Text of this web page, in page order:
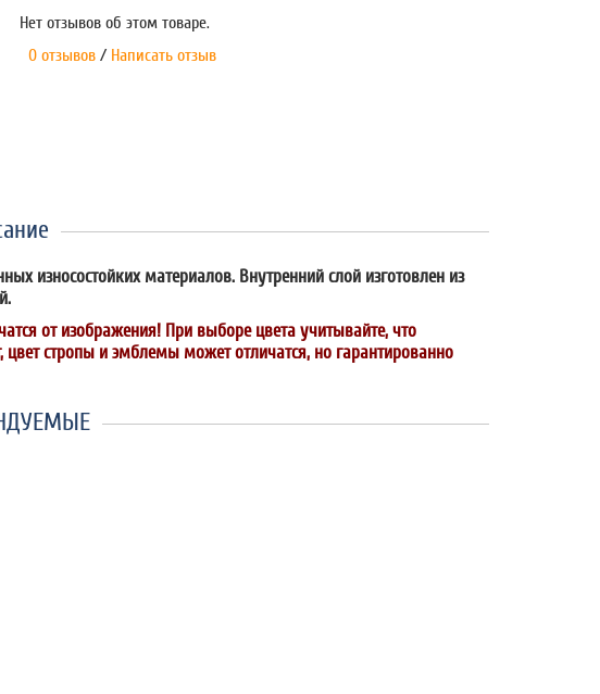
Нет отзывов об этом товаре.
0 отзывов / Написать отзыв
износостойких материалов. Внутренний слой изготовлен из
от изображения! При выборе цвета учитывайте, что
стропы и эмблемы может отличатся, но гарантированно